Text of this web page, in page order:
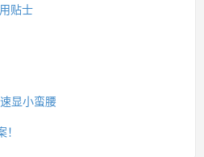
贴士
显小蛮腰